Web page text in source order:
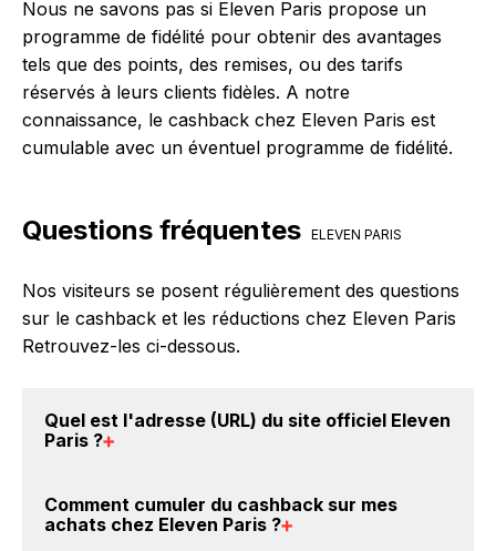
Nous ne savons pas si Eleven Paris propose un
programme de fidélité pour obtenir des avantages
tels que des points, des remises, ou des tarifs
réservés à leurs clients fidèles. A notre
connaissance, le cashback chez Eleven Paris est
cumulable avec un éventuel programme de fidélité.
Questions fréquentes ELEVEN PARIS
Nos visiteurs se posent régulièrement des questions
sur le cashback et les réductions chez Eleven Paris
Retrouvez-les ci-dessous.
Quel est l'adresse (URL) du site officiel Eleven
Paris ?
Eleven Paris, nous voulons tous éviter le phishing et
Comment cumuler du cashback sur mes
achats chez Eleven Paris ?